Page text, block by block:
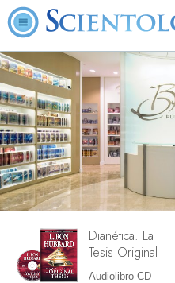
Dianética: La
Tesis Original
Audiolibro CD